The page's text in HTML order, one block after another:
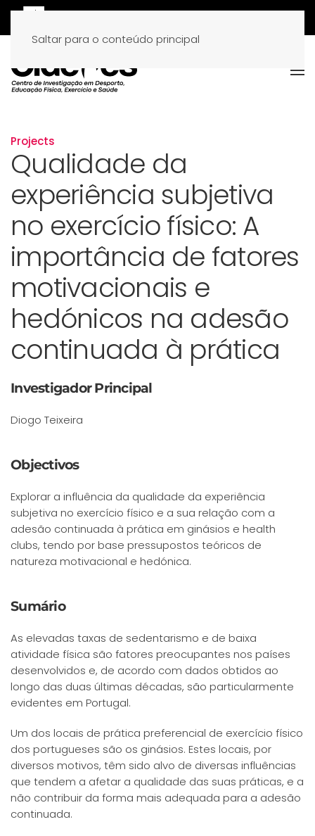
Saltar para o conteúdo principal
Projects
Qualidade da
experiência subjetiva
no exercício físico: A
importância de fatores
motivacionais e
hedónicos na adesão
continuada à prática
Investigador Principal
Diogo Teixeira
Objectivos
Explorar a influência da qualidade da experiência
subjetiva no exercício físico e a sua relação com a
adesão continuada à prática em ginásios e health
clubs, tendo por base pressupostos teóricos de
natureza motivacional e hedónica.
Sumário
As elevadas taxas de sedentarismo e de baixa
atividade física são fatores preocupantes nos países
desenvolvidos e, de acordo com dados obtidos ao
longo das duas últimas décadas, são particularmente
evidentes em Portugal.
Um dos locais de prática preferencial de exercício físico
dos portugueses são os ginásios. Estes locais, por
diversos motivos, têm sido alvo de diversas influências
que tendem a afetar a qualidade das suas práticas, e a
não contribuir da forma mais adequada para a adesão
continuada.